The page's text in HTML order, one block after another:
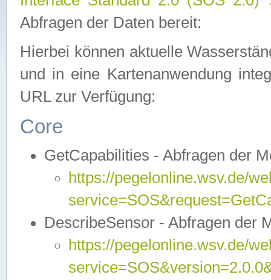
Abfragen der Daten bereit:
Hierbei können aktuelle
und in eine Kartenanwendung
URL zur Verfügung:
Core
GetCapabilities - Abfragen der
https://pegelonline.wsv.de/
DescribeSensor - Abfragen der
https://pegelonline.wsv.de/